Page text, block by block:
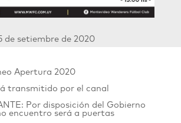
de setiembre de 2020
Apertura 2020
transmitido por el canal
Por disposición del Gobierno
encuentro será a puertas